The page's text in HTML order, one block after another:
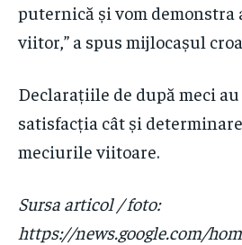
puternică și vom demonstra
viitor,” a spus mijlocașul
Declarațiile de după meci
satisfacția cât și
meciurile viitoare.
Sursa articol / foto:
https://news.google.com/